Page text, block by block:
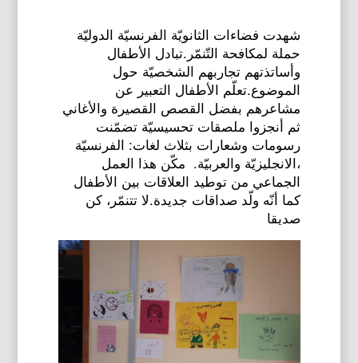
شهدت فضاءات الثانويّة الفرنسيّة الدوليّة
حملة لمكافحة التّنمّر.تبادل الأطفال
وأساتذتهم تجاربهم الشخصيّة حول
الموضوع.تعلّم الأطفال التعبير عن
مشاعرهم بفضل القصص القصيرة والأغاني
ثم أنجزوا ملصقات تحسيسيّة تضمّنت
رسومات وشعارات بثلاث لغات: الفرنسيّة
،الانجليزيّة والعربيّة. مكّن هذا العمل
الجماعي من توطيد العلاقات بين الأطفال
كما أنّه ولّد صداقات جديدة.لا تتنمّر، كن
صديقا